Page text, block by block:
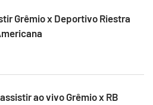
Grêmio x Deportivo Riestra
ao vivo Grêmio x RB